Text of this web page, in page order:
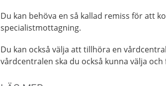
Du kan behöva en så kallad remiss för att
specialistmottagning.
Du kan också välja att tillhöra en
vårdcentralen ska du också kunna välja